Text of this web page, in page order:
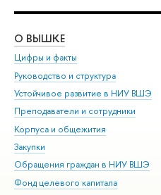
О ВЫШКЕ
Цифры и факты
Руководство и структура
Устойчивое развитие в НИУ ВШЭ
Преподаватели и сотрудники
Корпуса и общежития
Закупки
Обращения граждан в НИУ ВШЭ
Фонд целевого капитала